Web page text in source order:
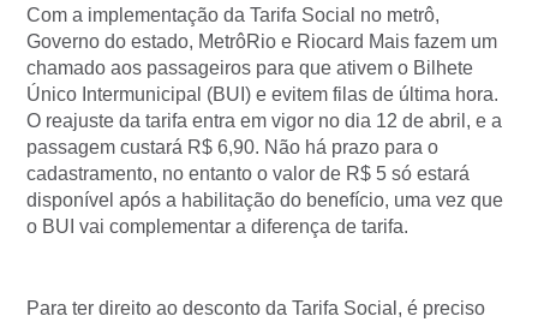
Com a implementação da Tarifa Social no metrô,
Governo do estado, MetrôRio e Riocard Mais fazem um
chamado aos passageiros para que ativem o Bilhete
Único Intermunicipal (BUI) e evitem filas de última hora.
O reajuste da tarifa entra em vigor no dia 12 de abril, e a
passagem custará R$ 6,90. Não há prazo para o
cadastramento, no entanto o valor de R$ 5 só estará
disponível após a habilitação do benefício, uma vez que
o BUI vai complementar a diferença de tarifa.
Para ter direito ao desconto da Tarifa Social, é preciso